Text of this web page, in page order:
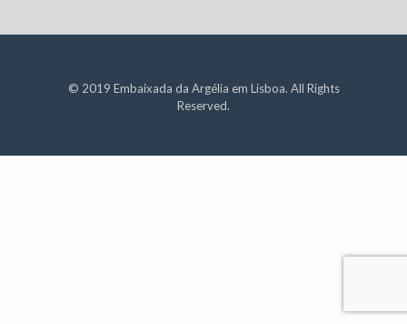
© 2019 Embaixada da Argélia em Lisboa. All Rights
Reserved.